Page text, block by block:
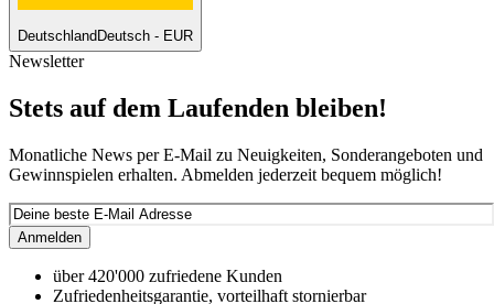
Deutschland Deutsch - EUR
Newsletter
Stets auf dem Laufenden bleiben!
Monatliche News per E-Mail zu Neuigkeiten, Sonderangeboten und
Gewinnspielen erhalten. Abmelden jederzeit bequem möglich!
Anmelden
über 420'000 zufriedene Kunden
Zufriedenheitsgarantie, vorteilhaft stornierbar